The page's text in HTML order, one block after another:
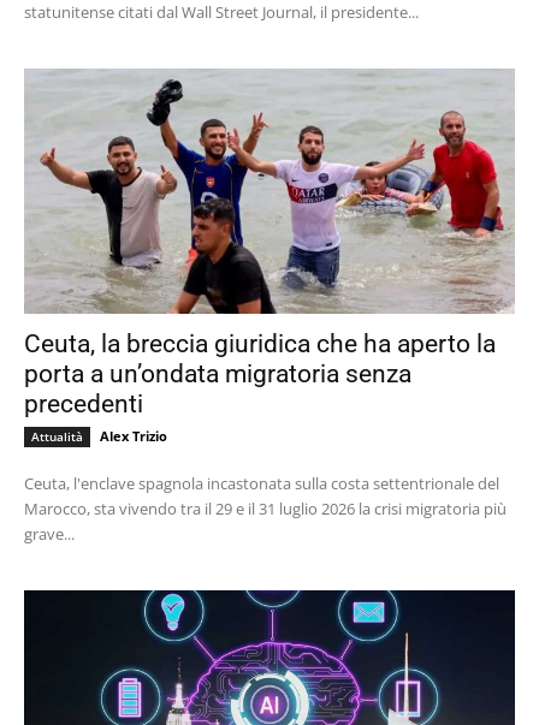
statunitense citati dal Wall Street Journal, il presidente...
Ceuta, la breccia giuridica che ha aperto la
porta a un’ondata migratoria senza
precedenti
Attualità Alex Trizio
Ceuta, l'enclave spagnola incastonata sulla costa settentrionale del
Marocco, sta vivendo tra il 29 e il 31 luglio 2026 la crisi migratoria più
grave...